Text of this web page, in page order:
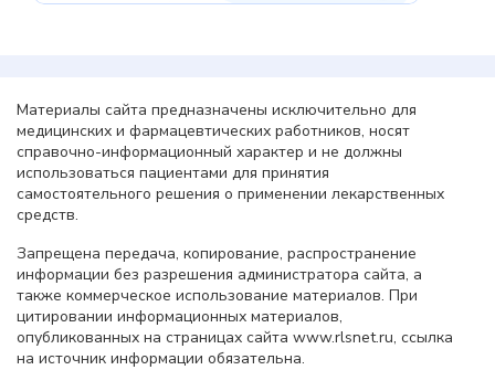
Материалы сайта предназначены исключительно для
медицинских и фармацевтических работников, носят
справочно-информационный характер и не должны
использоваться пациентами для принятия
самостоятельного решения о применении лекарственных
средств.
Запрещена передача, копирование, распространение
информации без разрешения администратора сайта, а
также коммерческое использование материалов. При
цитировании информационных материалов,
опубликованных на страницах сайта www.rlsnet.ru, ссылка
на источник информации обязательна.